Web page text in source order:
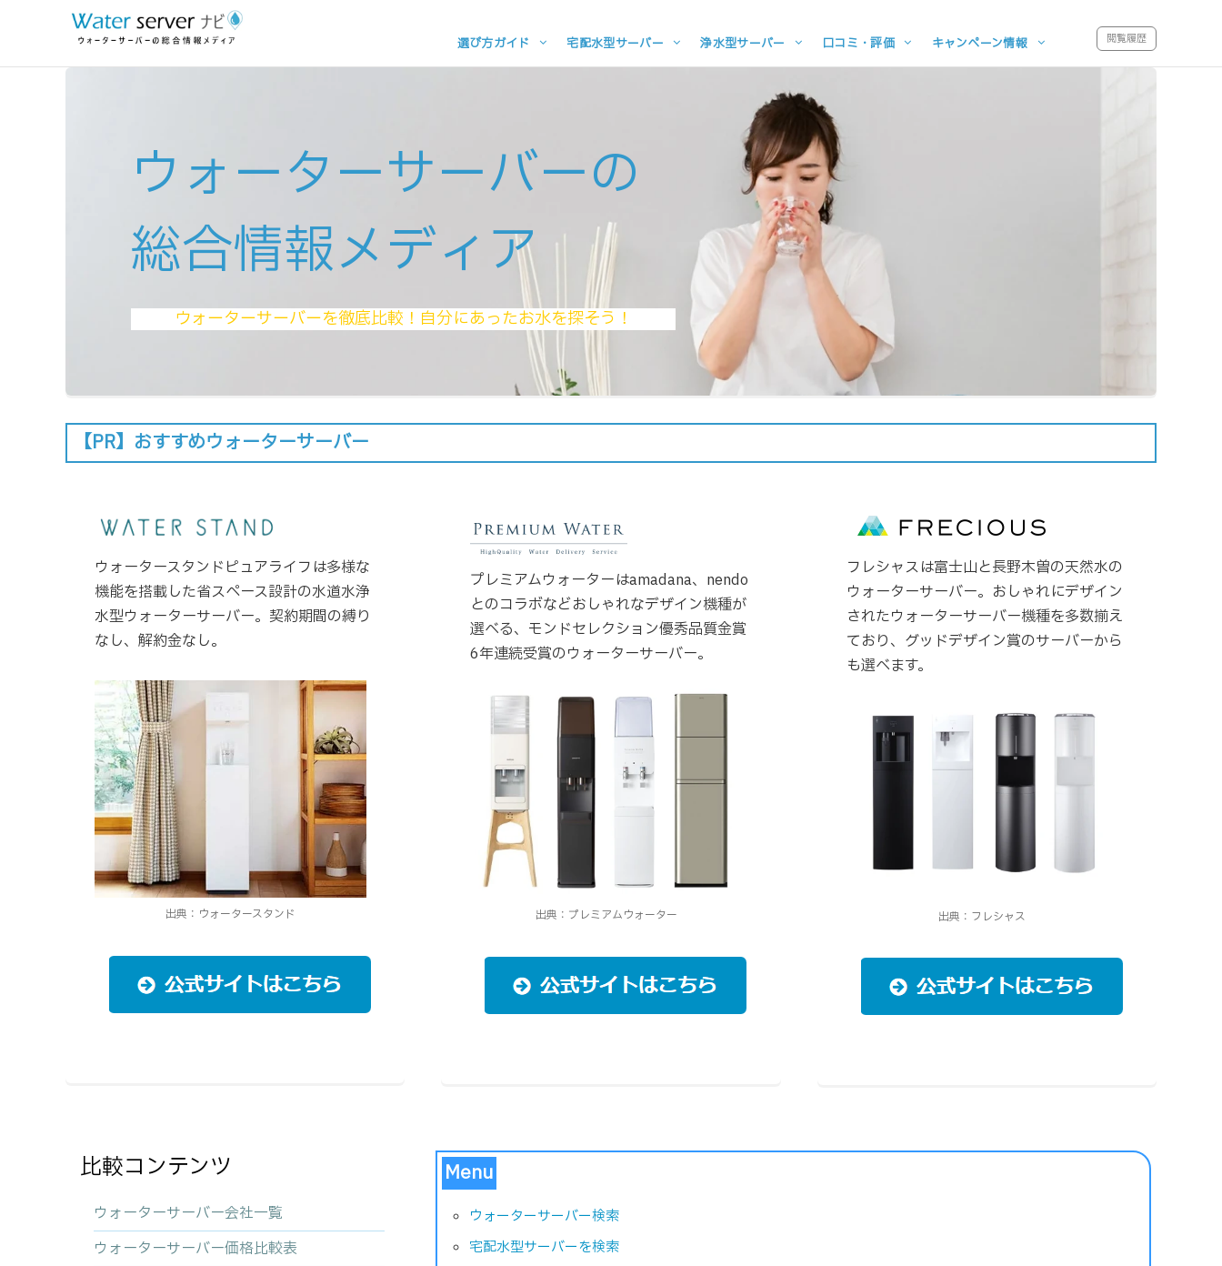
選び方ガイド 宅配水型サーバー 浄水型サーバー 口コミ・評価 キャンペーン情報 閲覧履歴
ウォーターサーバーの
総合情報メディア
ウォーターサーバーを徹底比較！自分にあったお水を探そう！
【PR】おすすめウォーターサーバー
ウォータースタンドピュアライフは多様な
機能を搭載した省スペース設計の水道水浄
水型ウォーターサーバー。契約期間の縛り
なし、解約金なし。
出典：ウォータースタンド
プレミアムウォーターはamadana、nendo
とのコラボなどおしゃれなデザイン機種が
選べる、モンドセレクション優秀品質金賞
6年連続受賞のウォーターサーバー。
出典：プレミアムウォーター
フレシャスは富士山と長野木曽の天然水の
ウォーターサーバー。おしゃれにデザイン
されたウォーターサーバー機種を多数揃え
ており、グッドデザイン賞のサーバーから
も選べます。
出典：フレシャス
比較コンテンツ
ウォーターサーバー会社一覧
ウォーターサーバー価格比較表
Menu
ウォーターサーバー検索
宅配水型サーバーを検索